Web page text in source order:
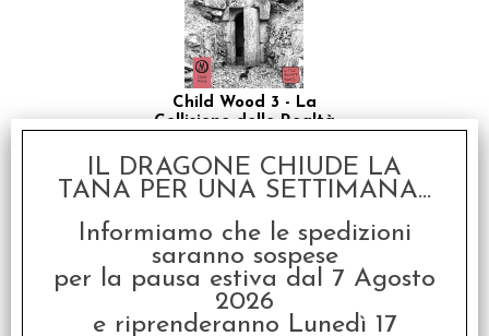
Child Wood 3 - La
Collisione delle Realtà
€ 14,99
€11,99
IL DRAGONE CHIUDE LA
TANA PER UNA SETTIMANA...
Informiamo che le spedizioni
saranno sospese
per la pausa estiva dal 7 Agosto
2026
e riprenderanno Lunedì 17